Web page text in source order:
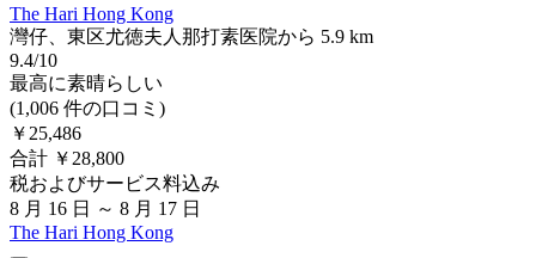
The Hari Hong Kong
灣仔、東区尤徳夫人那打素医院から 5.9 km
9.4/10
最高に素晴らしい
(1,006 件の口コミ)
￥25,486
合計 ￥28,800
税およびサービス料込み
8 月 16 日 ～ 8 月 17 日
The Hari Hong Kong